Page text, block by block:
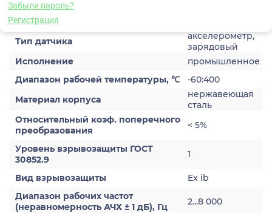
Забыли пароль?
Регистрация
Характеристики
Тип датчика
акселерометр,
зарядовый
Исполнение
промышленное
Диапазон рабочей температуры, ℃
-60:400
Материал корпуса
нержавеющая
сталь
Относительный коэф. поперечного
преобразования
< 5%
Уровень взрывозащиты ГОСТ
30852.9
1
Вид взрывозащиты
Ex ib
Диапазон рабочих частот
(неравномерность АЧХ ± 1 дБ), Гц
2...8 000